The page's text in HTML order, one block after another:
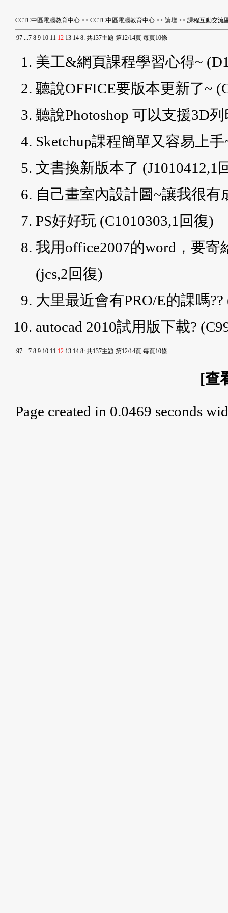
CCTC中區電腦教育中心 >> CCTC中區電腦教育中心 >> 論壇 >> 課程互動交流
97 ...7 8 9 10 11 12 13 14 8: 共137主題 第12/14頁 每頁10條
美工&網頁課程學習心得~
聽說OFFICE要版本更新了~
聽說Photoshop 可以支援3D列
Sketchup課程簡單又容易上
文書換新版本了 (J1010412,1
自己畫室內設計圖~讓我很有
PS好好玩 (C1010303,1回復)
我用office2007的word，要
(jcs,2回復)
大里最近會有PRO/E的課嗎??
autocad 2010試用版下載?
97 ...7 8 9 10 11 12 13 14 8: 共137主題 第12/14頁 每頁10條
[查
Page created in 0.0469 seconds